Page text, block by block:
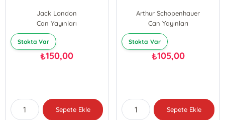
Jack London
Can Yayınları
Stokta Var
₺150,00
Sepete Ekle
Arthur Schopenhauer
Can Yayınları
Stokta Var
₺105,00
Sepete Ekle